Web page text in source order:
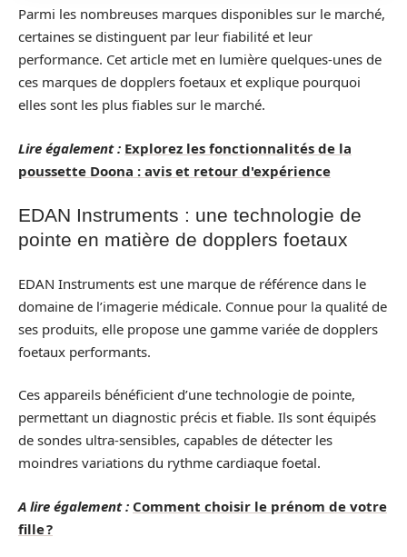
Parmi les nombreuses marques disponibles sur le marché,
certaines se distinguent par leur fiabilité et leur
performance. Cet article met en lumière quelques-unes de
ces marques de dopplers foetaux et explique pourquoi
elles sont les plus fiables sur le marché.
Lire également : Explorez les fonctionnalités de la
poussette Doona : avis et retour d'expérience
EDAN Instruments : une technologie de
pointe en matière de dopplers foetaux
EDAN Instruments est une marque de référence dans le
domaine de l’imagerie médicale. Connue pour la qualité de
ses produits, elle propose une gamme variée de dopplers
foetaux performants.
Ces appareils bénéficient d’une technologie de pointe,
permettant un diagnostic précis et fiable. Ils sont équipés
de sondes ultra-sensibles, capables de détecter les
moindres variations du rythme cardiaque foetal.
A lire également : Comment choisir le prénom de votre
fille ?